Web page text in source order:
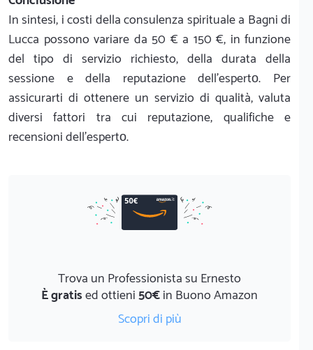
In sintesi, i costi della consulenza spirituale a Bagni di
Lucca possono variare da 50 € a 150 €, in funzione
del tipo di servizio richiesto, della durata della
sessione e della reputazione dell’espertо. Per
assicurarti di ottenere un servizio di qualità, valuta
diversi fattori tra cui reputazione, qualifiche e
recensioni dell’espertо.
Trova un Professionista su Ernesto
È gratised ottieni50€in Buono Amazon
Scopri di più